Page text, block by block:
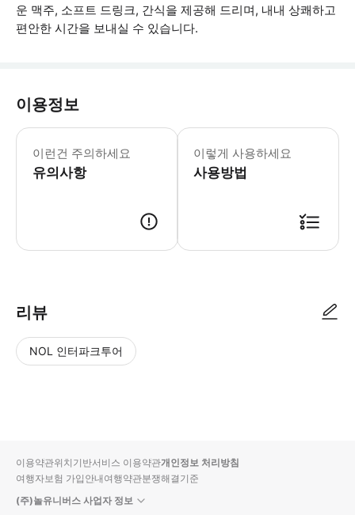
운 맥주, 소프트 드링크, 간식을 제공해 드리며, 내내 상쾌하고
편안한 시간을 보내실 수 있습니다.
이용정보
이런건 주의하세요
유의사항
* 소요시간 : 300분 (옵션에 따라 소
이렇게 사용하세요
사용방법
리뷰
NOL 인터파크투어
입니
다.
순
상
이용약관위치기반서비스 이용약관개인정보 처리방침
여행자보험 가입안내여행약관분쟁해결기준
(주)놀유니버스 사업자 정보